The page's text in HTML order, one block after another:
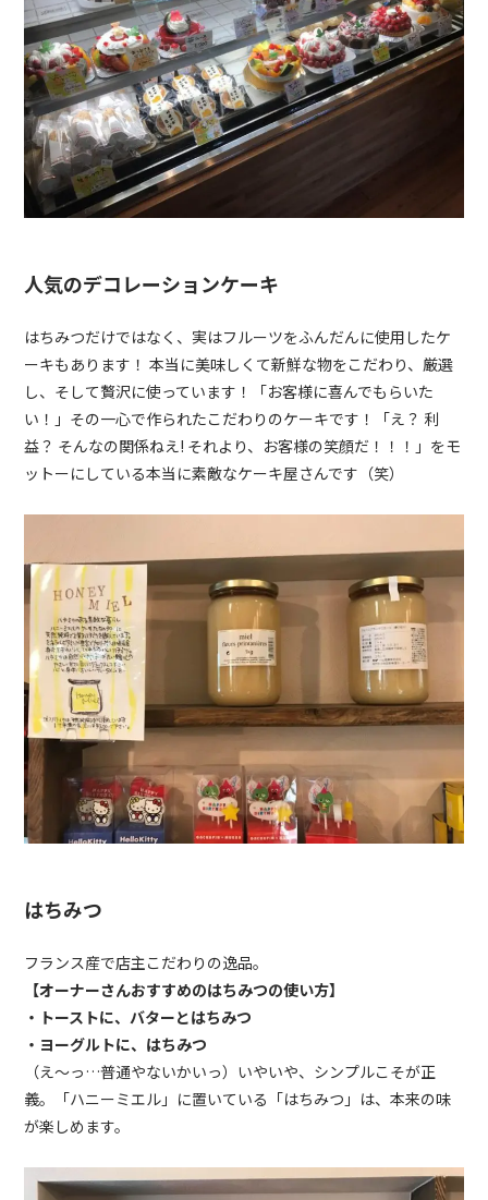
人気のデコレーションケーキ
はちみつだけではなく、実はフルーツをふんだんに使用したケ
ーキもあります！ 本当に美味しくて新鮮な物をこだわり、厳選
し、そして贅沢に使っています！「お客様に喜んでもらいた
い！」その一心で作られたこだわりのケーキです！「え？ 利
益？ そんなの関係ねえ! それより、お客様の笑顔だ！！！」をモ
ットーにしている本当に素敵なケーキ屋さんです（笑）
はちみつ
フランス産で店主こだわりの逸品。
【オーナーさんおすすめのはちみつの使い方】
・トーストに、バターとはちみつ
・ヨーグルトに、はちみつ
（え〜っ…普通やないかいっ）いやいや、シンプルこそが正
義。「ハニーミエル」に置いている「はちみつ」は、本来の味
が楽しめます。